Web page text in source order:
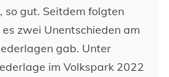
gut. Seitdem folgten
zwei Unentschieden am
gab. Unter
im Volkspark 2022